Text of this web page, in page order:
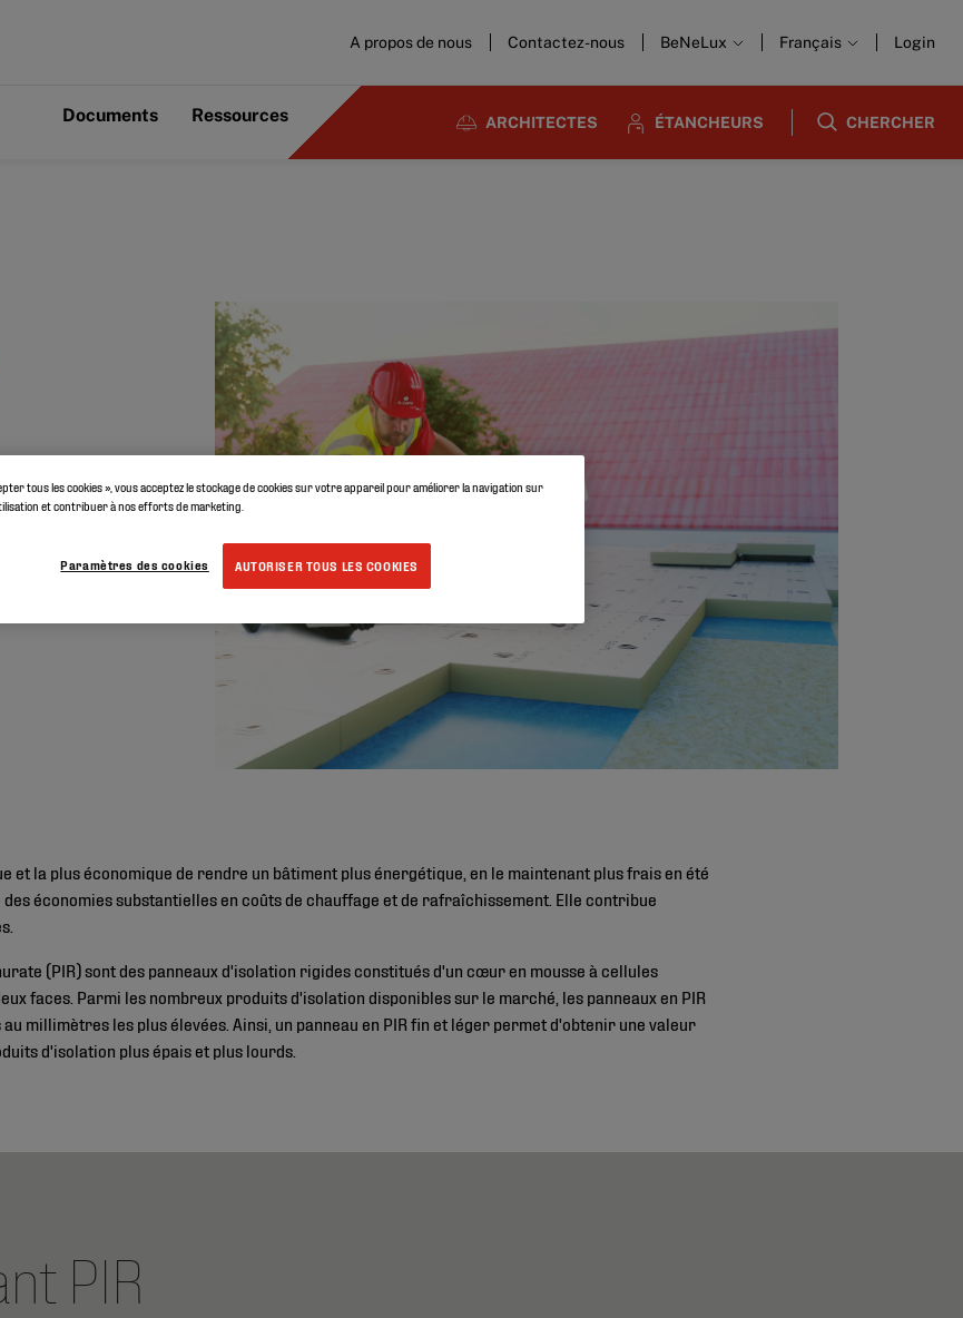
A propos de nous Contactez-nous BeNeLux Français Login
Documents Ressources ARCHITECTES ÉTANCHEURS CHERCHER
et la plus économique de rendre un bâtiment plus énergétique, en le maintenant plus frais en été
économies substantielles en coûts de chauffage et de rafraîchissement. Elle contribue
(PIR) sont des panneaux d'isolation rigides constitués d'un cœur en mousse à cellules
faces. Parmi les nombreux produits d'isolation disponibles sur le marché, les panneaux en PIR
millimètres les plus élevées. Ainsi, un panneau en PIR fin et léger permet d'obtenir une valeur
d'isolation plus épais et plus lourds.
PIR
tous les cookies », vous acceptez le stockage de cookies sur votre appareil pour améliorer la navigation sur
et contribuer à nos efforts de marketing.
AUTORISER TOUS LES COOKIES
Paramètres des cookies